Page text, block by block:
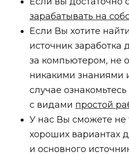
зарабатывать на
Если Вы хотите
источник заработка
за компьютером, не
никакими знаниями
случае
с видами простой
У нас Вы сможете не
хороших вариантах
и основного